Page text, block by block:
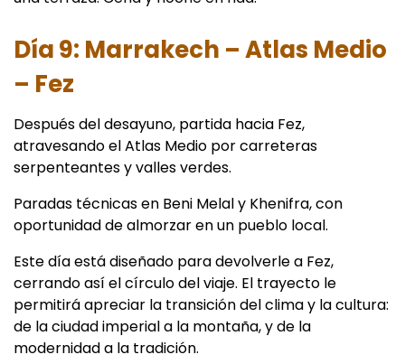
Día 9: Marrakech – Atlas Medio
– Fez
Después del desayuno, partida hacia Fez,
atravesando el Atlas Medio por carreteras
serpenteantes y valles verdes.
Paradas técnicas en Beni Melal y Khenifra, con
oportunidad de almorzar en un pueblo local.
Este día está diseñado para devolverle a Fez,
cerrando así el círculo del viaje. El trayecto le
permitirá apreciar la transición del clima y la cultura:
de la ciudad imperial a la montaña, y de la
modernidad a la tradición.